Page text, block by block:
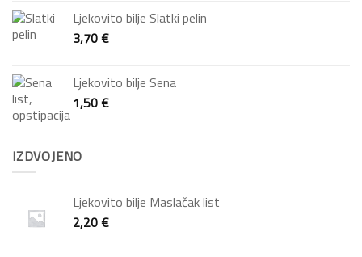
Ljekovito bilje Slatki pelin
3,70€
Ljekovito bilje Sena
1,50€
IZDVOJENO
Ljekovito bilje Maslačak list
2,20€